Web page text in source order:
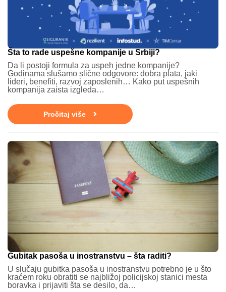
Šta to rade uspešne kompanije u Srbiji?
Da li postoji formula za uspeh jedne kompanije?
Godinama slušamo slične odgovore: dobra plata, jaki
lideri, benefiti, razvoj zaposlenih… Kako put uspešnih
kompanija zaista izgleda…
Pročitaj više
Gubitak pasoša u inostranstvu – šta raditi?
U slučaju gubitka pasoša u inostranstvu potrebno je u što
kraćem roku obratiti se najbližoj policijskoj stanici mesta
boravka i prijaviti šta se desilo, da…